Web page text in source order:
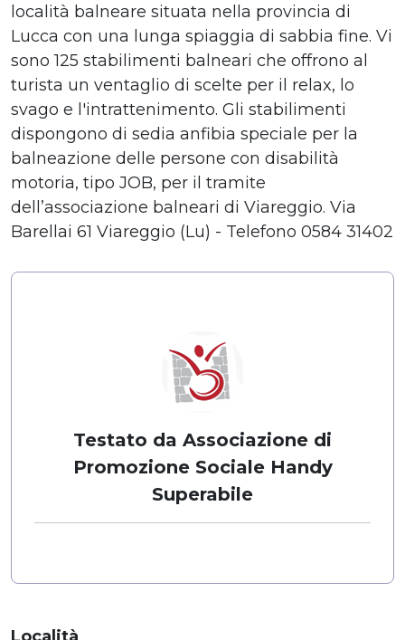
località balneare situata nella provincia di
Lucca con una lunga spiaggia di sabbia fine. Vi
sono 125 stabilimenti balneari che offrono al
turista un ventaglio di scelte per il relax, lo
svago e l'intrattenimento. Gli stabilimenti
dispongono di sedia anfibia speciale per la
balneazione delle persone con disabilità
motoria, tipo JOB, per il tramite
dell’associazione balneari di Viareggio. Via
Barellai 61 Viareggio (Lu) - Telefono 0584 31402
Testato da Associazione di
Promozione Sociale Handy
Superabile